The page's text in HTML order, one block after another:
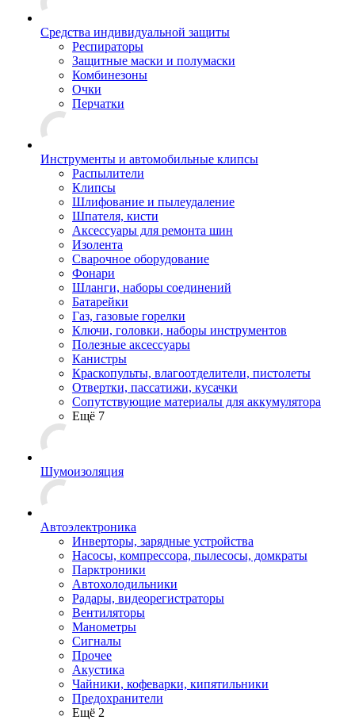
Средства индивидуальной защиты
Респираторы
Защитные маски и полумаски
Комбинезоны
Очки
Перчатки
Инструменты и автомобильные клипсы
Распылители
Клипсы
Шлифование и пылеудаление
Шпателя, кисти
Аксессуары для ремонта шин
Изолента
Сварочное оборудование
Фонари
Шланги, наборы соединений
Батарейки
Газ, газовые горелки
Ключи, головки, наборы инструментов
Полезные аксессуары
Канистры
Краскопульты, влагоотделители, пистолеты
Отвертки, пассатижи, кусачки
Сопутствующие материалы для аккумулятора
Ещё 7
Шумоизоляция
Автоэлектроника
Инверторы, зарядные устройства
Насосы, компрессора, пылесосы, домкраты
Парктроники
Автохолодильники
Радары, видеорегистраторы
Вентиляторы
Манометры
Сигналы
Прочее
Акустика
Чайники, кофеварки, кипятильники
Предохранители
Ещё 2